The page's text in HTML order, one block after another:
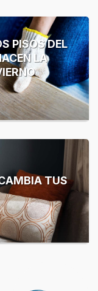
PISOS DEL
LA
TUS